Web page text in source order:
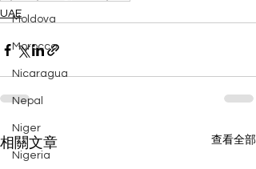
Moldova
Morocco
Nicaragua
Nepal
Niger
Nigeria
UAE
相關文章 查看全部